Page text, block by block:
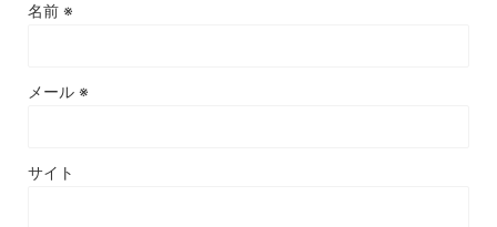
名前 ※
メール ※
サイト